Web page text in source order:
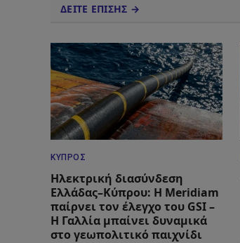
ΔΕΙΤΕ ΕΠΙΣΗΣ →
ΚΎΠΡΟΣ
Ηλεκτρική διασύνδεση
Ελλάδας–Κύπρου: Η Meridiam
παίρνει τον έλεγχο του GSI –
Η Γαλλία μπαίνει δυναμικά
στο γεωπολιτικό παιχνίδι